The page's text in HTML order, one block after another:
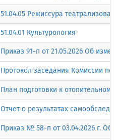
51.04.05 Режиссура
51.04.01 Культурология
Приказ 91-п от 21.05.2026 Об
Протокол заседания Комиссии по
План подготовки к отопительному
Отчет о результатах
Приказ № 58-п от 03.04.2026 г. Об